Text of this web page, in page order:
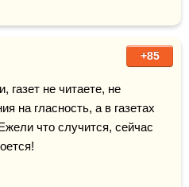
+85
газет не читаете, не
на гласность, а в газетах
что случится, сейчас